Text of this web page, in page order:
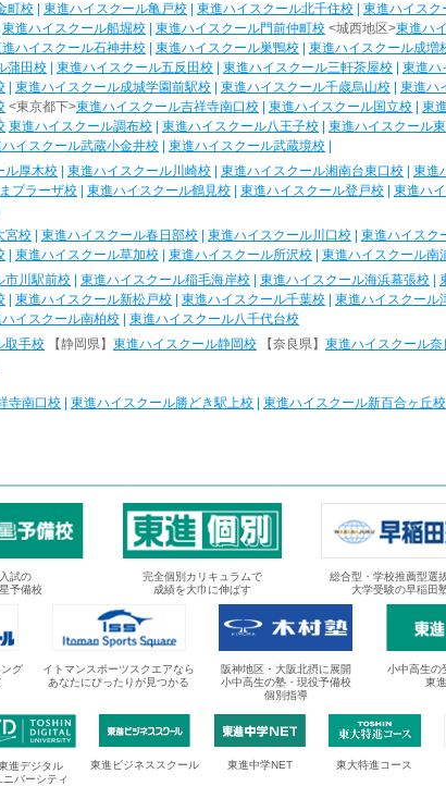
町校 東進ハイスクール亀戸校 東進ハイスクール北千住校 東進ハイスク
東進ハイスクール船堀校 東進ハイスクール門前仲町校 <城西地区>東進ハ
ハイスクール石神井校 東進ハイスクール巣鴨校 東進ハイスクール成増
蒲田校 東進ハイスクール五反田校 東進ハイスクール三軒茶屋校 東進ハ
東進ハイスクール成城学園前駅校 東進ハイスクール千歳烏山校
東進ハ
<東京都下>東進ハイスクール吉祥寺南口校 東進ハイスクール国立校 東
東進ハイスクール調布校 東進ハイスクール八王子校 東進ハイスクール
イスクール武蔵小金井校 東進ハイスクール武蔵境校
ル厚木校 東進ハイスクール川崎校 東進ハイスクール湘南台東口校 東進
プラーザ校 東進ハイスクール鶴見校 東進ハイスクール登戸校 東進ハ
宮校 東進ハイスクール春日部校 東進ハイスクール川口校 東進ハイスク
東進ハイスクール草加校 東進ハイスクール所沢校 東進ハイスクール南
市川駅前校 東進ハイスクール稲毛海岸校 東進ハイスクール海浜幕張校
東進ハイスクール新松戸校 東進ハイスクール千葉校 東進ハイスクール
イスクール南柏校
東進ハイスクール八千代台校
取手校 【静岡県】 東進ハイスクール静岡校 【奈良県】 東進ハイスクール奈
寺南口校 東進ハイスクール勝どき駅上校 東進ハイスクール新百合ヶ丘校
試の
予備校
完全個別カリキュラムで
成績を大巾に伸ばす
総合型・学校推薦型選
大学受験の早稲田
グ
イトマンスポーツスクエアなら
あなたにぴったりが見つかる
阪神地区・大阪北摂に展開
小中高生の塾・現役予備校
個別指導
小中高生の
東
進デジタル
ニバーシティ
東進ビジネススクール 東進中学NET 東大特進コース